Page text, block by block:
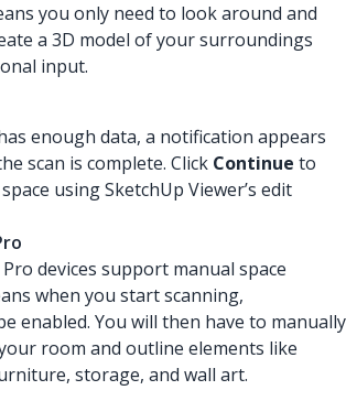
you only need to look around and
a 3D model of your surroundings
input.
enough data, a notification appears
scan is complete. Click Continue to
using SketchUp Viewer’s edit
devices support manual space
when you start scanning,
enabled. You will then have to manually
room and outline elements like
storage, and wall art.